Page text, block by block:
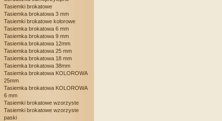
Tasiemki brokatowe
Tasiemka brokatowa 3 mm
Tasiemki brokatowe kolorowe
Tasiemka brokatowa 6 mm
Tasiemka brokatowa 9 mm
Tasiemka brokatowa 12mm
Tasiemka brokatowa 25 mm
Tasiemka brokatowa 18 mm
Tasiemka brokatowa 38mm
Tasiemka brokatowa KOLOROWA
25mm
Tasiemka brokatowa KOLOROWA
6 mm
Tasiemki brokatowe wzorzyste
Tasiemki brokatowe wzorzyste
paski